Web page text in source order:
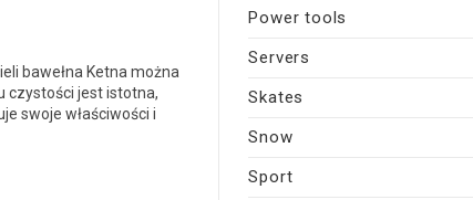
bawełna Ketna można
czystości jest istotna,
swoje właściwości i
Power tools
Servers
Skates
Snow
Sport